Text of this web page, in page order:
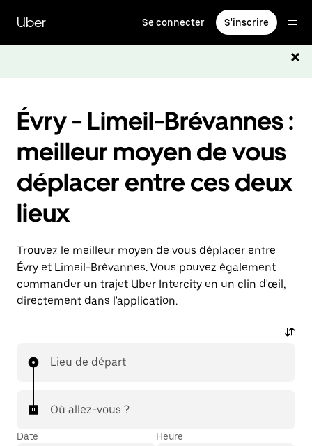
contenu
principal
Uber Se connecter S'inscrire
Évry - Limeil-Brévannes :
meilleur moyen de vous
déplacer entre ces deux
lieux
Trouvez le meilleur moyen de vous déplacer entre
Évry et Limeil-Brévannes. Vous pouvez également
commander un trajet Uber Intercity en un clin d'œil,
directement dans l'application.
Lieu de départ
Où allez-vous ?
Date Heure